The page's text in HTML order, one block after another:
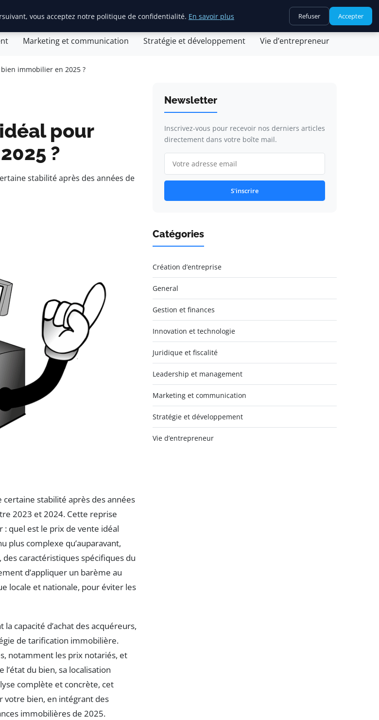
General Gestion et finances Innovation et technologie Juridique et fiscalité
Marketing et communication Stratégie et développement Vie d’entrepreneur
immobilier en 2025 ?
pour
?
stabilité après des années de
stabilité après des années
2023 et 2024. Cette reprise
quel est le prix de vente idéal
plus complexe qu’auparavant,
caractéristiques spécifiques du
d’appliquer un barème au
locale et nationale, pour éviter les
capacité d’achat des acquéreurs,
de tarification immobilière.
notamment les prix notariés, et
du bien, sa localisation
complète et concrète, cet
votre bien, en intégrant des
immobilières de 2025.
Newsletter
Inscrivez-vous pour recevoir nos derniers articles
directement dans votre boîte mail.
S'inscrire
Catégories
Création d’entreprise
General
Gestion et finances
Innovation et technologie
Juridique et fiscalité
Leadership et management
Marketing et communication
Stratégie et développement
Vie d’entrepreneur
vous acceptez notre politique de confidentialité. En savoir plus Refuser Accepter